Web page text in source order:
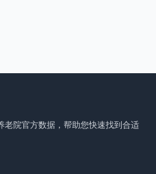
老院官方数据，帮助您快速找到合适